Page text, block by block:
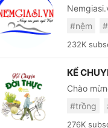
được
Nhà sản
nhà sản
nhu cầu
hàng
Điện
#nệm
232K
KỂ
Chào
những
và nghề nghiệp của
chuyện
#trồng
276K